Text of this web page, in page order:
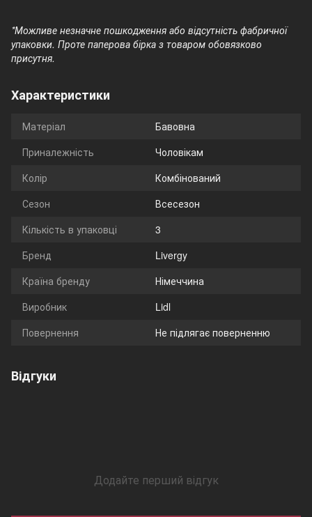
*Можливе незначне пошкодження або відсутність фабричної
упаковки. Проте паперова бірка з товаром обовязково
присутня.
Характеристики
Матеріал
Бавовна
Приналежність
Чоловікам
Колір
Комбінований
Сезон
Всесезон
Кількість в упаковці
3
Бренд
Livergy
Країна бренду
Німеччина
Виробник
Lidl
Повернення
Не підлягає поверненню
Відгуки
Додайте перший відгук